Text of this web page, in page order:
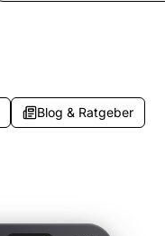
Blog & Ratgeber